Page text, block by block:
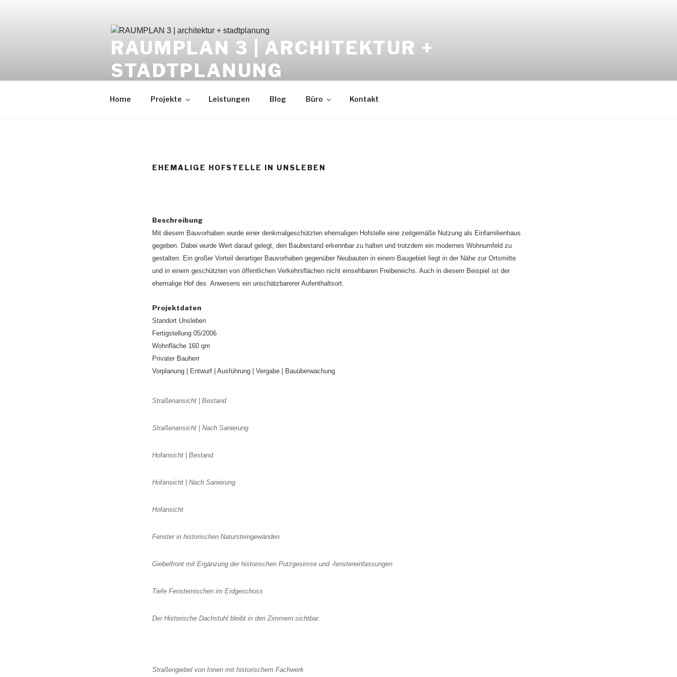
RAUMPLAN 3 | ARCHITEKTUR +
STADTPLANUNG
Home
Projekte Leistungen Blog Büro Kontakt
EHEMALIGE HOFSTELLE IN UNSLEBEN
Beschreibung
Mit diesem Bauvorhaben wurde einer denkmalgeschützten ehemaligen Hofstelle eine zeitgemäße Nutzung als Einfamilienhaus
gegeben. Dabei wurde Wert darauf gelegt, den Baubestand erkennbar zu halten und trotzdem ein modernes Wohnumfeld zu
gestalten. Ein großer Vorteil derartiger Bauvorhaben gegenüber Neubauten in einem Baugebiet liegt in der Nähe zur Ortsmitte
und in einem geschützten von öffentlichen Verkehrsflächen nicht einsehbaren Freibereichs. Auch in diesem Beispiel ist der
ehemalige Hof des Anwesens ein unschätzbarerer Aufenthaltsort.
Projektdaten
Standort Unsleben
Fertigstellung 05/2006
Wohnfläche 160 qm
Privater Bauherr
Vorplanung | Entwurf | Ausführung | Vergabe | Bauüberwachung
Straßenansicht | Bestand
Straßenansicht | Nach Sanierung
Hofansicht | Bestand
Hofansicht | Nach Sanierung
Hofansicht
Fenster in historischen Natursteingewänden
Giebelfront mit Ergänzung der historischen Putzgesimse und -fenstereinfassungen
Tiefe Fensternischen im Erdgeschoss
Der Historische Dachstuhl bleibt in den Zimmern sichtbar.
Straßengiebel von Innen mit historischem Fachwerk